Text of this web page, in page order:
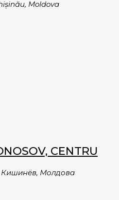
Moldova
CENTRU
Кишинёв, Молдова